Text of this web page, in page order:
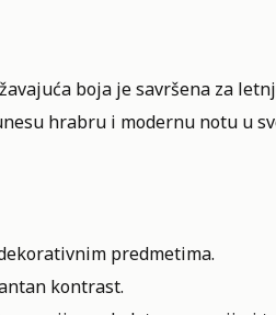
boja je savršena za
hrabru i modernu notu u
predmetima.
kontrast.